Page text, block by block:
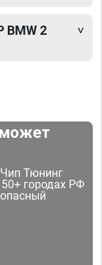
2
Тюнинг
городах РФ